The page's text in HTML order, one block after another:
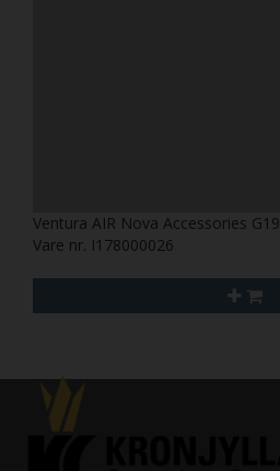
Ventura AIR Nova Accessories G19
Vare nr. I178000026